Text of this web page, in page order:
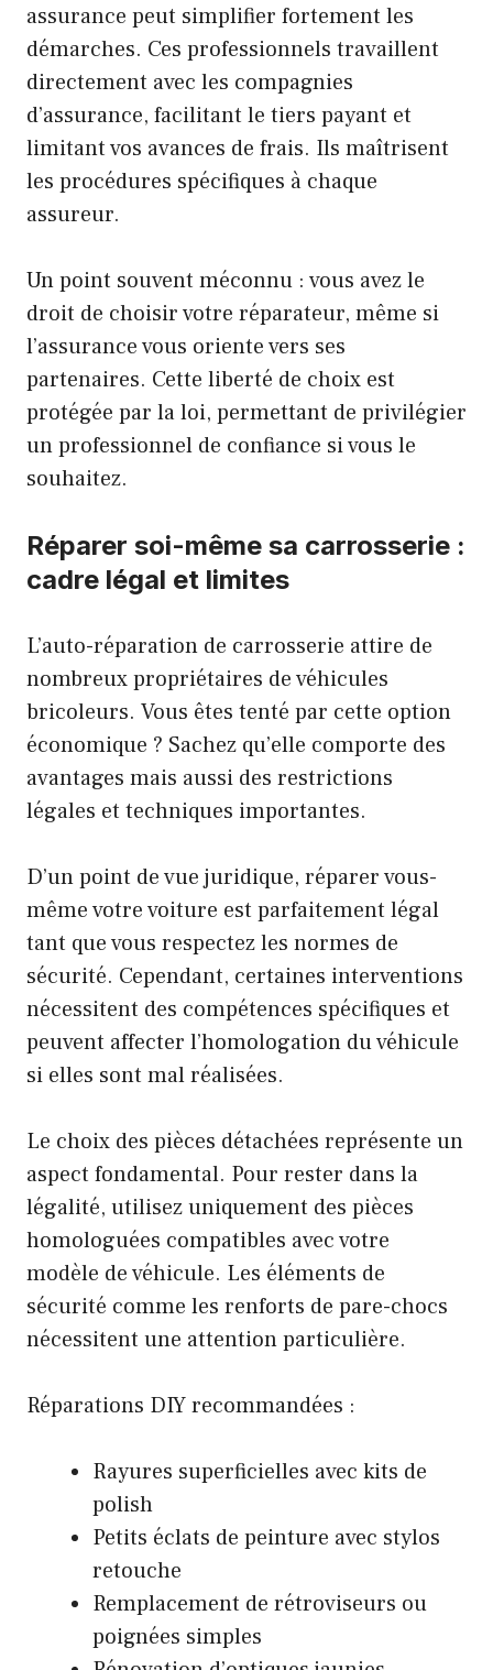
assurance peut simplifier fortement les
démarches. Ces professionnels travaillent
directement avec les compagnies
d’assurance, facilitant le tiers payant et
limitant vos avances de frais. Ils maîtrisent
les procédures spécifiques à chaque
assureur.
Un point souvent méconnu : vous avez le
droit de choisir votre réparateur, même si
l’assurance vous oriente vers ses
partenaires. Cette liberté de choix est
protégée par la loi, permettant de privilégier
un professionnel de confiance si vous le
souhaitez.
Réparer soi-même sa carrosserie :
cadre légal et limites
L’auto-réparation de carrosserie attire de
nombreux propriétaires de véhicules
bricoleurs. Vous êtes tenté par cette option
économique ? Sachez qu’elle comporte des
avantages mais aussi des restrictions
légales et techniques importantes.
D’un point de vue juridique, réparer vous-
même votre voiture est parfaitement légal
tant que vous respectez les normes de
sécurité. Cependant, certaines interventions
nécessitent des compétences spécifiques et
peuvent affecter l’homologation du véhicule
si elles sont mal réalisées.
Le choix des pièces détachées représente un
aspect fondamental. Pour rester dans la
légalité, utilisez uniquement des pièces
homologuées compatibles avec votre
modèle de véhicule. Les éléments de
sécurité comme les renforts de pare-chocs
nécessitent une attention particulière.
Réparations DIY recommandées :
Rayures superficielles avec kits de
polish
Petits éclats de peinture avec stylos
retouche
Remplacement de rétroviseurs ou
poignées simples